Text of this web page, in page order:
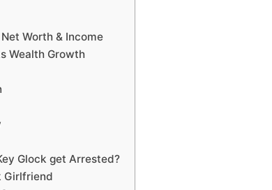
Worth & Income
Wealth Growth
Glock get Arrested?
Girlfriend